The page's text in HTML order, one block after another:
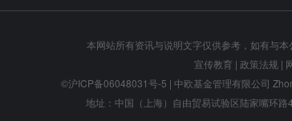
本网站所有资讯与说明文字仅供参考，如有与
宣传教育 | 政策法规|
©沪ICP备06048031号-5 | 中欧基金管理有限公司
地址：中国（上海）自由贸易试验区陆家嘴环